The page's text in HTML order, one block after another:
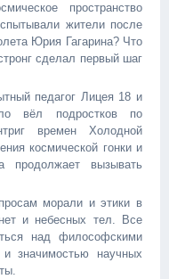
пространство
жители после
Юрия Гагарина? Что
сделал первый шаг
педагог Лицея 18 и
вёл подростков по
времен Холодной
космической гонки и
продолжает вызывать
морали и этики в
и небесных тел. Все
над философскими
и значимостью научных